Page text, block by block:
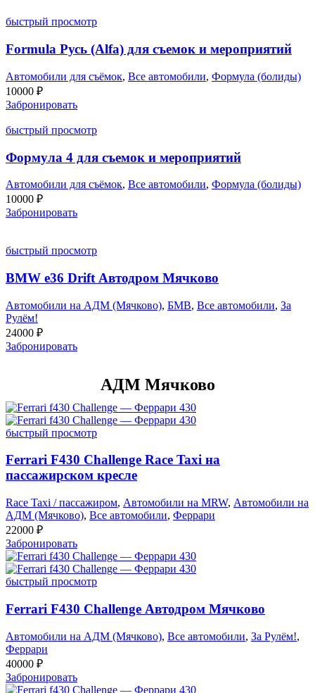
быстрый просмотр
Formula Русь (Alfa) для съемок и мероприятий
Автомобили для съёмок, Все автомобили, Формула (болиды)
10000 ₽
Забронировать
быстрый просмотр
Формула 4 для съемок и мероприятий
Автомобили для съёмок, Все автомобили, Формула (болиды)
10000 ₽
Забронировать
быстрый просмотр
BMW e36 Drift Автодром Мячково
Автомобили на АДМ (Мячково), БМВ, Все автомобили, За
Рулём!
24000 ₽
Забронировать
АДМ Мячково
быстрый просмотр
Ferrari F430 Challenge Race Taxi на
пассажирском кресле
Race Taxi / пассажиром, Автомобили на MRW, Автомобили на
АДМ (Мячково), Все автомобили, Феррари
22000 ₽
Забронировать
быстрый просмотр
Ferrari F430 Challenge Автодром Мячково
Автомобили на АДМ (Мячково), Все автомобили, За Рулём!,
Феррари
40000 ₽
Забронировать